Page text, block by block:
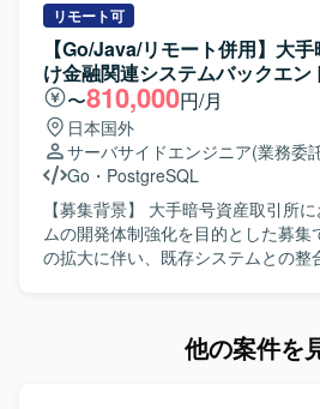
パスも視野に入れて経験を積んでいただけ
境】 言語はGoを中心に、インフラ
Cloud（Cloud Run、Cloud Spanner
用しています。通信にはgRPCと
CI/CDにはGitHub ActionsとCloud
構成管理はTerraform、モニタリン
Cloud Logging、Cloud Trace、分析
Looker Studioを活用しています。AI/
Claude、Codex、Cursor、Gemini
利用し、GitHub、Slack、Notion、
み合わせてアジャイル開発を行って
Terraform、Docker アーキテクチャ:
ャ、モジュラーモノリス 開発ツー
code、GitHub、Notion、Figma コミ
Slack、Meet、Zoom、Linear
中心に、機能開発の一気通貫したプ
だきます。 ご経験や志向性に応じ
お任せいたします。 ユーザーフィー
改善やUX向上に取り組んでいただき
ー監視やパフォーマンスチューニン
す。 日常的なリファクタリングを実
クラウドサービス（AWS/GCP等）
ど、技術ドリブンな開発環境の整備
ただきます。 【求める人物像】 ユーザーのためにこだわり
を貫ける方を求めています。 新し
も前向きに挑戦し、スピード感を持
けでなく、プロダクトの課題やコー
リモート可
【Go/Java/リモート併用】大
け金融関連システムバックエン
〜810,000円/月
日本国外
サーバサイドエンジニア(業務委
Go ・ PostgreSQL
【募集背景】 大手暗号資産取引所
ムの開発体制強化を目的とした募集
の拡大に伴い、既存システムとの整
断して担えるミドル〜シニアクラス
他の案件を